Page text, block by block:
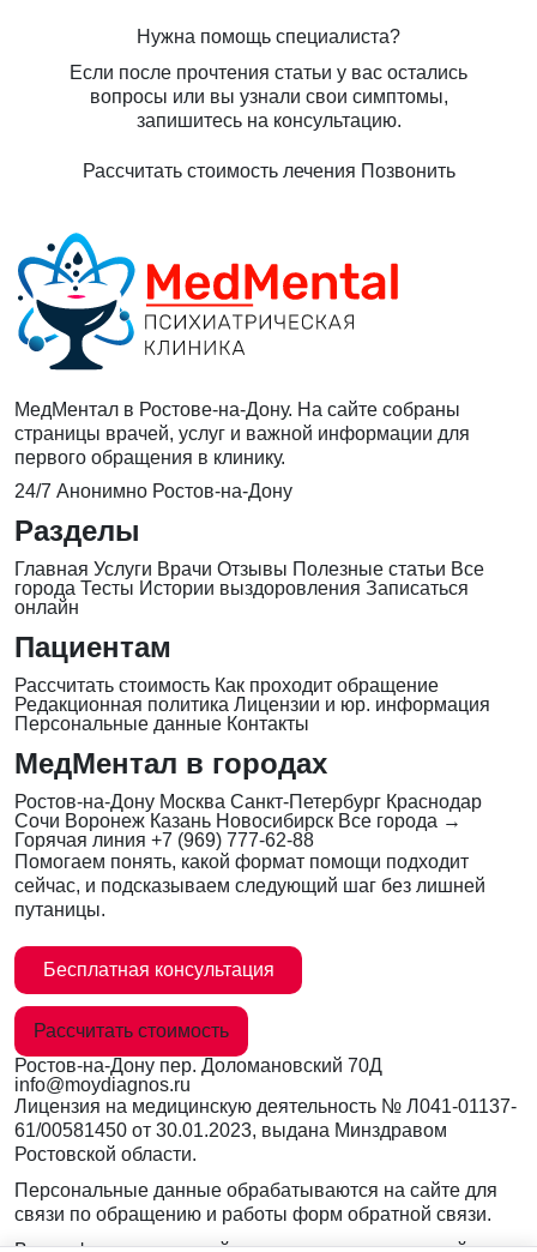
Нужна помощь специалиста?
Если после прочтения статьи у вас остались
вопросы или вы узнали свои симптомы,
запишитесь на консультацию.
Рассчитать стоимость лечения Позвонить
МедМентал в Ростове-на-Дону. На сайте собраны
страницы врачей, услуг и важной информации для
первого обращения в клинику.
24/7 Анонимно Ростов-на-Дону
Разделы
Главная Услуги Врачи Отзывы Полезные статьи Все
города Тесты Истории выздоровления Записаться
онлайн
Пациентам
Рассчитать стоимость Как проходит обращение
Редакционная политика Лицензии и юр. информация
Персональные данные Контакты
МедМентал в городах
Ростов-на-Дону Москва Санкт-Петербург Краснодар
Сочи Воронеж Казань Новосибирск Все города →
Горячая линия +7 (969) 777-62-88
Помогаем понять, какой формат помощи подходит
сейчас, и подсказываем следующий шаг без лишней
путаницы.
Бесплатная консультация
Рассчитать стоимость
Ростов-на-Дону пер. Доломановский 70Д
info@moydiagnos.ru
Лицензия на медицинскую деятельность № Л041-01137-
61/00581450 от 30.01.2023, выдана Минздравом
Ростовской области.
Персональные данные обрабатываются на сайте для
связи по обращению и работы форм обратной связи.